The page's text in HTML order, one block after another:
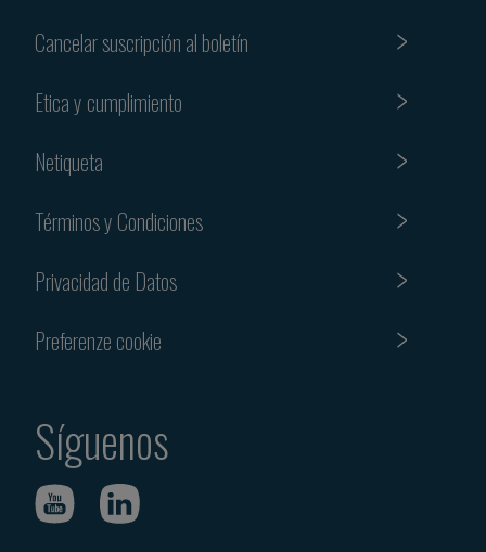
Cancelar suscripción al boletín
Etica y cumplimiento
Netiqueta
Términos y Condiciones
Privacidad de Datos
Preferenze cookie
Síguenos